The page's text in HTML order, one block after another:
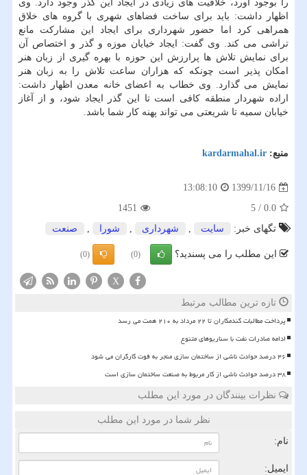
را بوجود آورد، خلاقیت های زیادی در ایجاد این گذر وجود دارد. وی
اظهار داشت: باید برای ساخت فضاهای شهری با گروه های خلاق
همراهی کرد اما حضور شهرداری برای ایجاد این مشارکت مانع
تراشی می کند. وی گفت: ایجاد خیایان موزه و گذر و اختصاص آن
برای نمایش تلاش ها پرارزش این حوزه با بهره گیری از زبان هنر
امکان پذیر است چونکه که هزاران ساعت تلاش را به زبان هنر
نمایش می گذارد. وی خطاب به اعضای خانه معدن اظهار داشت:
اراده شهردار منطقه کافی است تا این گذر ایجاد شود، و از آغاز
خیابان سمیه تا شریعتی می تواند پهنه کار شما باشد.
منبع: kardarmahal.ir
1399/11/16
13:08:10
0.0
/
5
1451
تگهای خبر:
سایت , شهرداری , شورا , صنعت
این مطلب را می پسندید؟ (0)
(0)
X
تازه ترین مطالب مرتبط
پرداخت مطالبات گندمکاران تا ۲۲ مرداد به ۲۱۰ همت می رسد
ادامه صادرات نفت با سناریوهای متنوع
۴۶ درصد حوادث ناشی از ساختمان سازی منجر به فوت کارگران می شود
۳۸ درصد حوادث ناشی از کار مربوط به صنعت ساختمان سازی است
نظرات بینندگان در مورد این مطلب
نظر شما در مورد این مطلب
نام:
ایمیل: